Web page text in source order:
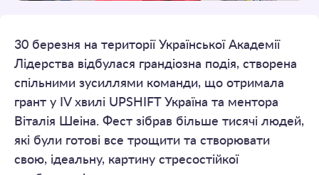
30 березня на території Української Академії
Лідерства відбулася грандіозна подія, створена
спільними зусиллями команди, що отримала
грант у IV хвилі UPSHIFT Україна та ментора
Віталія Шеіна. Фест зібрав більше тисячі людей,
які були готові все трощити та створювати
свою, ідеальну, картину стресостійкої